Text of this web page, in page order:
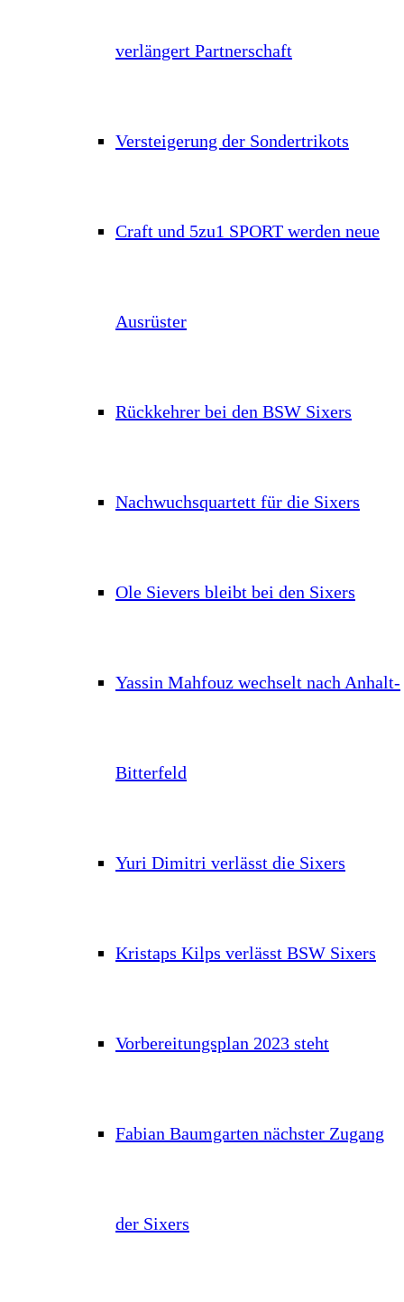
verlängert Partnerschaft
Versteigerung der Sondertrikots
Craft und 5zu1 SPORT werden neue
Ausrüster
Rückkehrer bei den BSW Sixers
Nachwuchsquartett für die Sixers
Ole Sievers bleibt bei den Sixers
Yassin Mahfouz wechselt nach Anhalt-
Bitterfeld
Yuri Dimitri verlässt die Sixers
Kristaps Kilps verlässt BSW Sixers
Vorbereitungsplan 2023 steht
Fabian Baumgarten nächster Zugang
der Sixers